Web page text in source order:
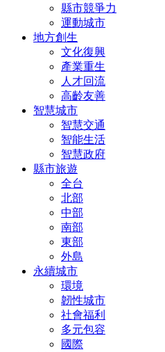
縣市競爭力
運動城市
地方創生
文化復興
產業重生
人才回流
高齡友善
智慧城市
智慧交通
智能生活
智慧政府
縣市旅遊
全台
北部
中部
南部
東部
外島
永續城市
環境
韌性城市
社會福利
多元包容
國際